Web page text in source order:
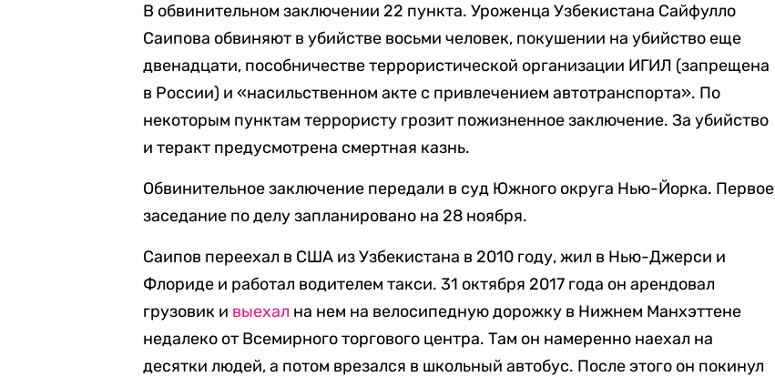
В обвинительном заключении 22 пункта. Уроженца Узбекистана Сайфулло
Саипова обвиняют в убийстве восьми человек, покушении на убийство еще
двенадцати, пособничестве террористической организации ИГИЛ (запрещена
в России) и «насильственном акте с привлечением автотранспорта». По
некоторым пунктам террористу грозит пожизненное заключение. За убийство
и теракт предусмотрена смертная казнь.
Обвинительное заключение передали в суд Южного округа Нью-Йорка. Первое
заседание по делу запланировано на 28 ноября.
Саипов переехал в США из Узбекистана в 2010 году, жил в Нью-Джерси и
Флориде и работал водителем такси. 31 октября 2017 года он арендовал
грузовик и выехал на нем на велосипедную дорожку в Нижнем Манхэттене
недалеко от Всемирного торгового центра. Там он намеренно наехал на
десятки людей, а потом врезался в школьный автобус. После этого он покинул